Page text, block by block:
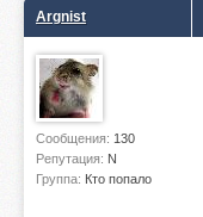
Argnist
Сообщения: 130
Репутация: N
Группа: Кто попало